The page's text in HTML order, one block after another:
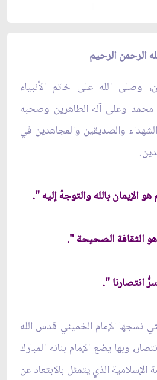
الرحمن الرحيم
وصلى الله على خاتم الأنبياء
محمد وعلى آله الطاهرين وصحبه
والصديقين والمجاهدين في
الإيمان بالله والتوجهُ إليه ".
الثقافة الصحيحة ".
انتصارنا ".
نسجها الإمام الخميني قدس الله
وبها يضع الإمام بنانه المبارك
الذي يتمثل بالابتعاد عن